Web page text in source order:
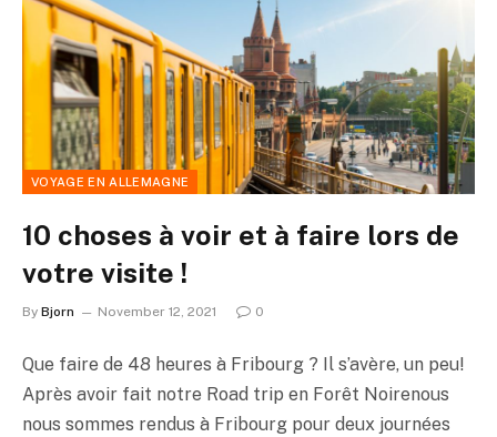
VOYAGE EN ALLEMAGNE
10 choses à voir et à faire lors de
votre visite !
By Bjorn November 12, 2021 0
Que faire de 48 heures à Fribourg ? Il s’avère, un peu!
Après avoir fait notre Road trip en Forêt Noirenous
nous sommes rendus à Fribourg pour deux journées